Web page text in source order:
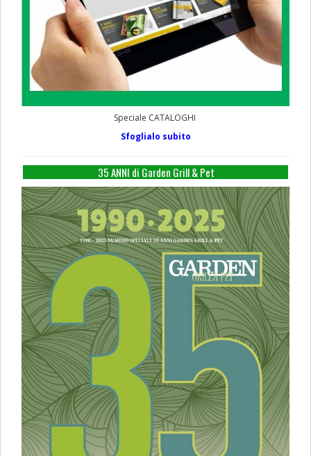
Speciale CATALOGHI
Sfoglialo subito
35 ANNI di Garden Grill & Pet